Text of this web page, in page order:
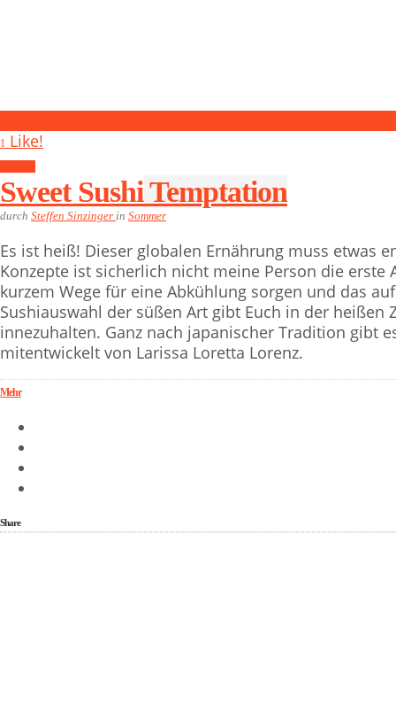
1 Like!
Sweet Sushi Temptation
durch Steffen Sinzinger in Sommer
Es ist heiß! Dieser globalen Ernährung muss etwas
Konzepte ist sicherlich nicht meine Person die erste
kurzem Wege für eine Abkühlung sorgen und das
Sushiauswahl der süßen Art gibt Euch in der heißen
innezuhalten. Ganz nach japanischer Tradition gibt
mitentwickelt von Larissa Loretta Lorenz.
Mehr
Share